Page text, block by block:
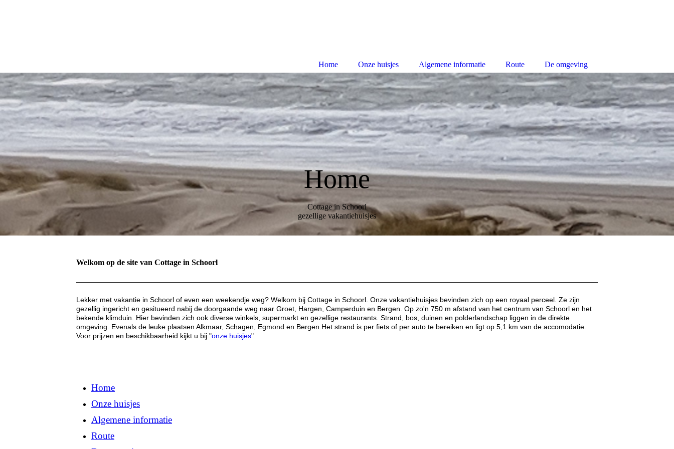
Home
Cottage in Schoorl
gezellige vakantiehuisjes
Welkom op de site van Cottage in Schoorl
Lekker met vakantie in Schoorl of even een weekendje weg? Welkom bij Cottage in Schoorl. Onze vakantiehuisjes bevinden zich op een royaal perceel. Ze zijn
gezellig ingericht en gesitueerd nabij de doorgaande weg naar Groet, Hargen, Camperduin en Bergen. Op zo'n 750 m afstand van het centrum van Schoorl en het
bekende klimduin. Hier bevinden zich ook diverse winkels, supermarkt en gezellige restaurants. Strand, bos, duinen en polderlandschap liggen in de direkte
omgeving. Evenals de leuke plaatsen Alkmaar, Schagen, Egmond en Bergen.Het strand is per fiets of per auto te bereiken en ligt op 5,1 km van de accomodatie.
Voor prijzen en beschikbaarheid kijkt u bij "onze huisjes".
Home
Onze huisjes
Algemene informatie
Route
Home Onze huisjes Algemene informatie Route De omgeving